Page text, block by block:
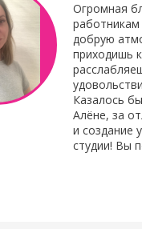
Огромная
добрую
приходишь
Казалось
Алёне, за
и создание
студии! Вы